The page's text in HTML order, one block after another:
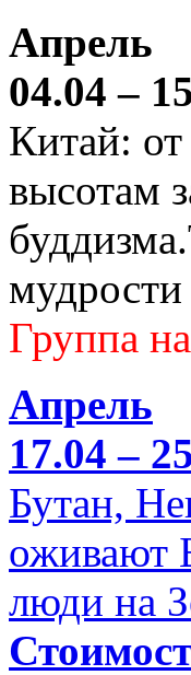
Апрель
04.04 –
Китай:
высотам
мудрости
Группа
Апрель
17.04 –
Бутан,
оживают
люди на